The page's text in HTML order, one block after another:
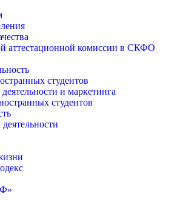
аттестационной комиссии в СКФО
студентов
и маркетинга
студентов